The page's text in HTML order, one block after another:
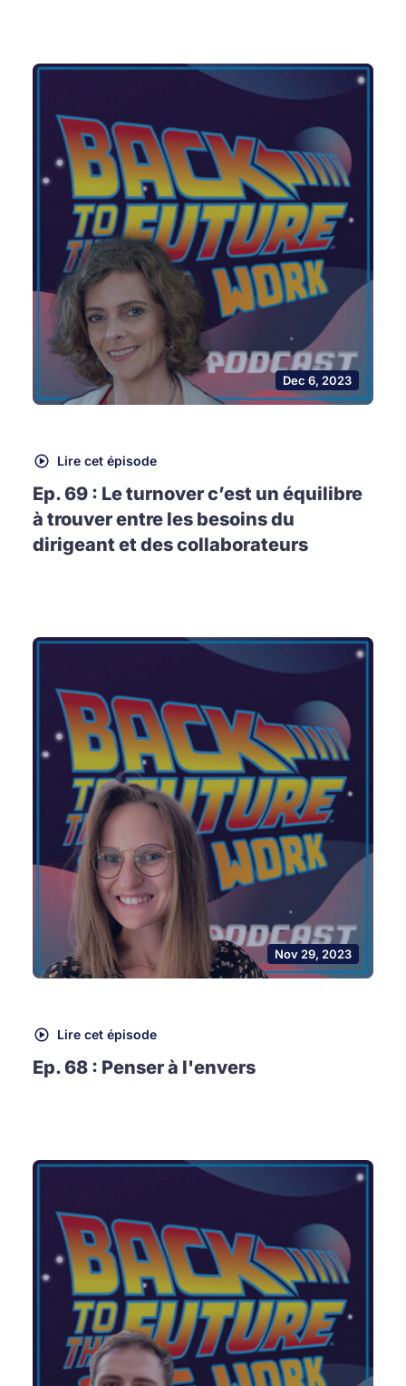
Dec 6, 2023
Lire cet épisode
Ep. 69 : Le turnover c’est un équilibre
à trouver entre les besoins du
dirigeant et des collaborateurs
Nov 29, 2023
Lire cet épisode
Ep. 68 : Penser à l'envers